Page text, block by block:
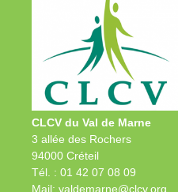
CLCV du Val de Marne
3 allée des Rochers
94000 Créteil
Tél. : 01 42 07 08 09
Mail: valdemarne@clcv.org